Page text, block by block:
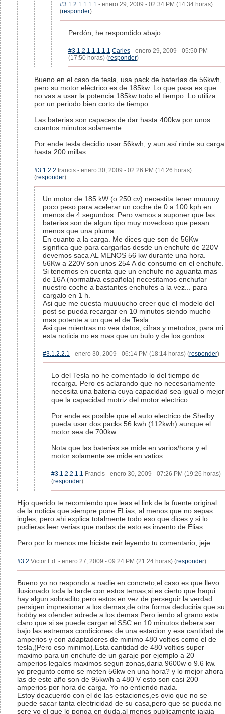
#3.1.2.1.1.1.1 - enero 29, 2009 - 02:34 PM (14:34 horas)
(responder)
Perdón, he respondido abajo.
#3.1.2.1.1.1.1.1 Carles - enero 29, 2009 - 05:50 PM
(17:50 horas) (responder)
Bueno en el caso de tesla, usa pack de baterías de 56kwh,
pero su motor eléctrico es de 185kw. Lo que pasa es que
no vas a usar la potencia 185kw todo el tiempo. Lo utiliza
por un periodo bien corto de tiempo.
Las baterias son capaces de dar hasta 400kw por unos
cuantos minutos solamente.
Por ende tesla decidio usar 56kwh, y aun así rinde su carga
hasta 200 millas.
#3.1.2.2 francis - enero 30, 2009 - 02:26 PM (14:26 horas)
(responder)
Un motor de 185 kW (o 250 cv) necestita tener muuuuy
poco peso para acelerar un coche de 0 a 100 kph en
menos de 4 segundos. Pero vamos a suponer que las
baterias son de algun tipo muy novedoso que pesan
menos que una pluma.
En cuanto a la carga. Me dices que son de 56Kw
significa que para cargarlas desde un enchufe de 220V
devemos saca AL MENOS 56 kw durante una hora.
56Kw a 220V son unos 254 A de consumo en el enchufe.
Si tenemos en cuenta que un enchufe no aguanta mas
de 16A (normativa española) necesitamos enchufar
nuestro coche a bastantes enchufes a la vez... para
cargalo en 1 h.
Asi que me cuesta muuuucho creer que el modelo del
post se pueda recargar en 10 minutos siendo mucho
mas potente a un que el de Tesla.
Asi que mientras no vea datos, cifras y metodos, para mi
esta noticia no es mas que un bulo y de los gordos
#3.1.2.2.1 - enero 30, 2009 - 06:14 PM (18:14 horas) (responder)
Lo del Tesla no he comentado lo del tiempo de
recarga. Pero es aclarando que no necesariamente
necesita una bateria cuya capacidad sea igual o mejor
que la capacidad motriz del motor electrico.
Por ende es posible que el auto electrico de Shelby
pueda usar dos packs 56 kwh (112kwh) aunque el
motor sea de 700kw.
Nota que las baterias se mide en varios/hora y el
motor solamente se mide en vatios.
#3.1.2.2.1.1 Francis - enero 30, 2009 - 07:26 PM (19:26 horas)
(responder)
Hijo querido te recomiendo que leas el link de la fuente original
de la noticia que siempre pone ELias, al menos que no sepas
ingles, pero ahi explica totalmente todo eso que dices y si lo
pudieras leer verias que nadas de esto es invento de Elias.
Pero por lo menos me hiciste reir leyendo tu comentario, jeje
#3.2 Victor Ed. - enero 27, 2009 - 09:24 PM (21:24 horas) (responder)
Bueno yo no respondo a nadie en concreto,el caso es que llevo
ilusionado toda la tarde con estos temas,si es cierto que haqui
hay algun sobradito,pero estos en vez de perseguir la verdad
persigen impresionar a los demas,de otra forma deduciria que su
hobby es ofender adrede a los demas.Pero iendo al grano esta
claro que si se puede cargar el SSC en 10 minutos debera ser
bajo las estremas condiciones de una estacion y esa cantidad de
amperios y con adaptadores de minimo 480 voltios como el de
tesla,(Pero eso minimo).Esta cantidad de 480 voltios super
maximo para un enchufe de un garaje por ejemplo a 20
amperios legales maximos segun zonas,daria 9600w o 9.6 kw.
yo pregunto como se meten 56kw en una hora? y lo mejor ahora
las de este año son de 95kw/h a 480 V esto son casi 200
amperios por hora de carga. Yo no entiendo nada.
Estoy deacuerdo con el de las estaciones,es ovio que no se
puede sacar tanta electricidad de su casa,pero que se pueda no
sere yo el que lo ponga en duda,al menos publicamente jajaja